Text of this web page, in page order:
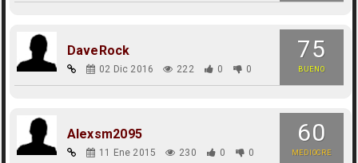
75
BUENO
DaveRock
02 Dic 2016 222 0 0
60
MEDIOCRE
Alexsm2095
11 Ene 2015 230 0 0